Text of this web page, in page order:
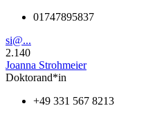
01747895837
si@...
2.140
Joanna Strohmeier
Doktorand*in
+49 331 567 8213